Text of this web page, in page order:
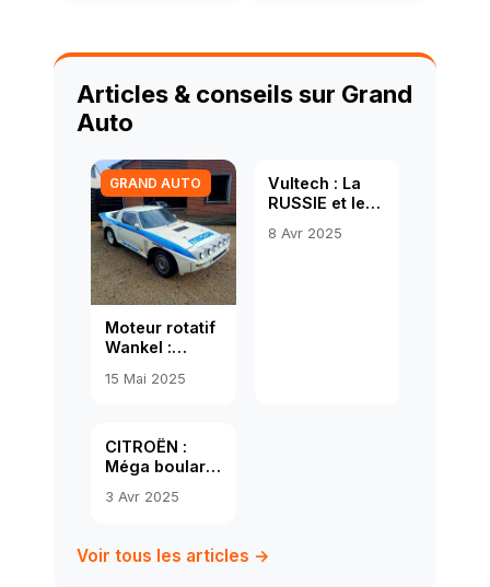
Articles & conseils sur Grand
Auto
GRAND AUTO
Moteur rotatif
Wankel :
fonctionnement
15 Mai 2025
Vultech : La
RUSSIE et les
8 Avr 2025
CITROËN :
Méga boulard
3 Avr 2025
Voir tous les articles →